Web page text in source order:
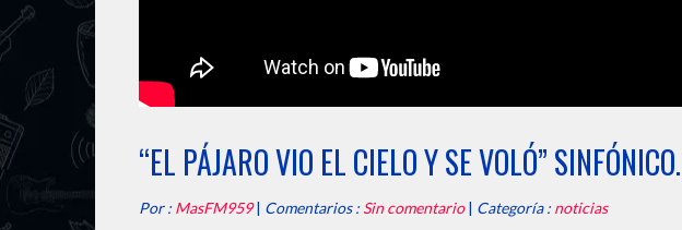
“EL PÁJARO VIO EL CIELO Y SE VOLÓ” SINFÓNICO.
Por : MasFM959| Comentarios : Sin comentario| Categoría : noticias